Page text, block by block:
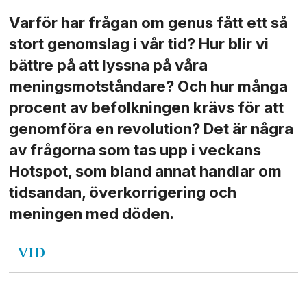
Varför har frågan om genus fått ett så
stort genomslag i vår tid? Hur blir vi
bättre på att lyssna på våra
meningsmotståndare? Och hur många
procent av befolkningen krävs för att
genomföra en revolution? Det är några
av frågorna som tas upp i veckans
Hotspot, som bland annat handlar om
tidsandan, överkorrigering och
meningen med döden.
VID